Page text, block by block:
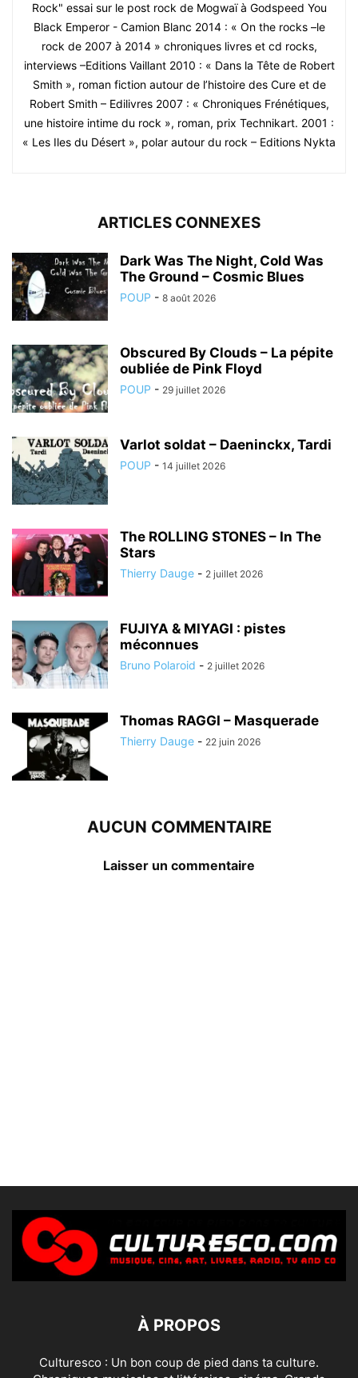
Rock" essai sur le post rock de Mogwaï à Godspeed You
Black Emperor - Camion Blanc 2014 : « On the rocks –le
rock de 2007 à 2014 » chroniques livres et cd rocks,
interviews –Editions Vaillant 2010 : « Dans la Tête de Robert
Smith », roman fiction autour de l’histoire des Cure et de
Robert Smith – Edilivres 2007 : « Chroniques Frénétiques,
une histoire intime du rock », roman, prix Technikart. 2001 :
« Les Iles du Désert », polar autour du rock – Editions Nykta
ARTICLES CONNEXES
Dark Was The Night, Cold Was
The Ground – Cosmic Blues
POUP - 8 août 2026
Obscured By Clouds – La pépite
oubliée de Pink Floyd
POUP - 29 juillet 2026
Varlot soldat – Daeninckx, Tardi
POUP - 14 juillet 2026
The ROLLING STONES – In The
Stars
Thierry Dauge - 2 juillet 2026
FUJIYA & MIYAGI : pistes
méconnues
Bruno Polaroid - 2 juillet 2026
Thomas RAGGI – Masquerade
Thierry Dauge - 22 juin 2026
AUCUN COMMENTAIRE
Laisser un commentaire
À PROPOS
Culturesco : Un bon coup de pied dans ta culture.